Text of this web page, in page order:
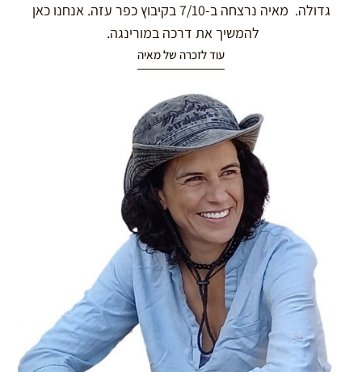
גדולה. מאיה נרצחה ב-7/10 בקיבוץ כפר עזה. אנחנו כאן
להמשיך את דרכה במורינגה.
עוד לזכרה של מאיה